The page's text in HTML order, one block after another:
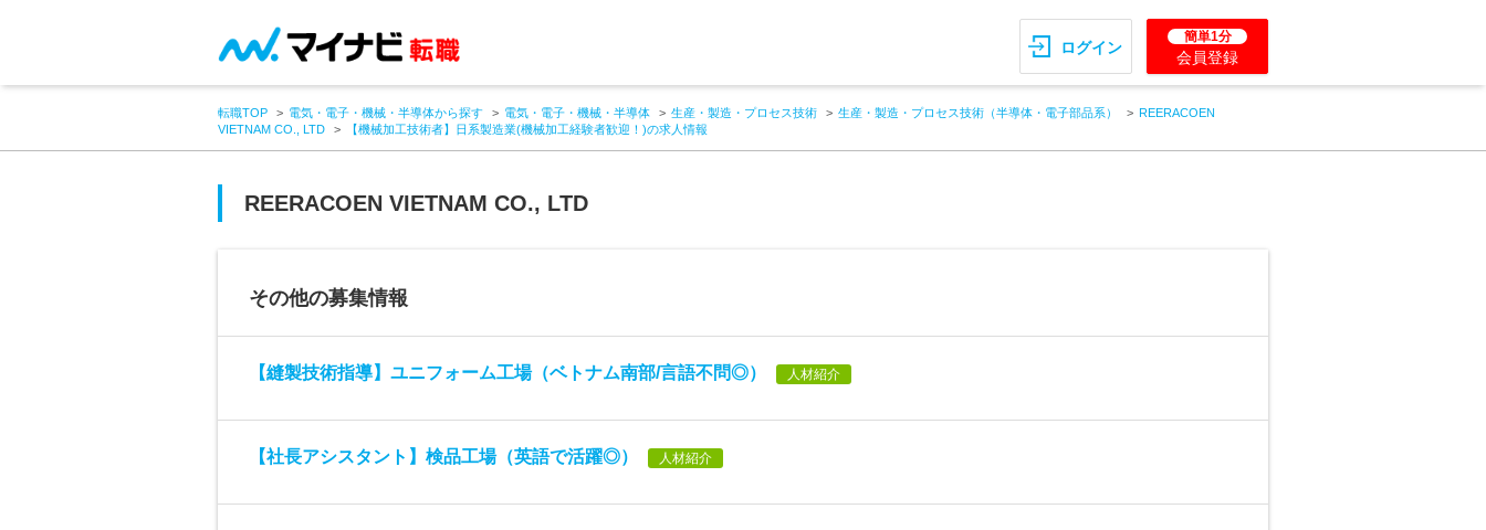
ログイン
簡単1分
会員登録
転職TOP 電気・電子・機械・半導体から探す 電気・電子・機械・半導体 生産・製造・プロセス技術 生産・製造・プロセス技術（半導体・電子部品系）
REERACOEN
VIETNAM CO., LTD
【機械加工技術者】日系製造業(機械加工経験者歓迎！)の求人情報
REERACOEN VIETNAM CO., LTD
その他の募集情報
【縫製技術指導】ユニフォーム工場（ベトナム南部/言語不問◎） 人材紹介
【社長アシスタント】検品工場（英語で活躍◎） 人材紹介